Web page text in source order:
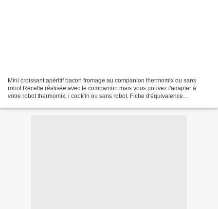
Mini croissant apéritif bacon fromage au companion thermomix ou sans
robot Recette réalisée avec le companion mais vous pouvez l'adapter à
votre robot thermomix, i cook'in ou sans robot. Fiche d'équivalence